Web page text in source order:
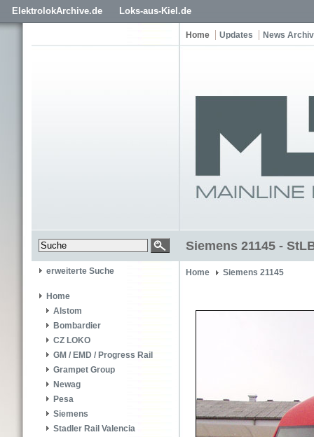
ElektrolokArchive.de Loks-aus-Kiel.de
Home Updates News Archiv
Siemens 21145 -
erweiterte Suche
Home
Alstom
Bombardier
CZ LOKO
GM / EMD / Progress Rail
Grampet Group
Newag
Pesa
Siemens
Stadler Rail Valencia
Home Siemens 21145